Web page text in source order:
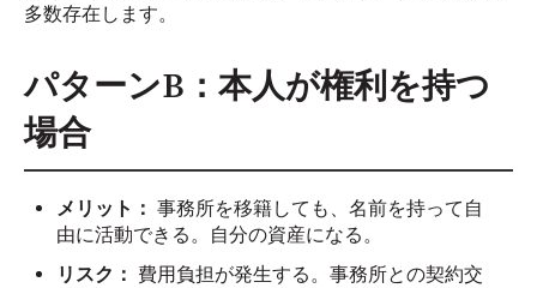
多数存在します。
パターンB：本人が権利を持つ
場合
メリット： 事務所を移籍しても、名前を持って自
由に活動できる。自分の資産になる。
リスク： 費用負担が発生する。事務所との契約交